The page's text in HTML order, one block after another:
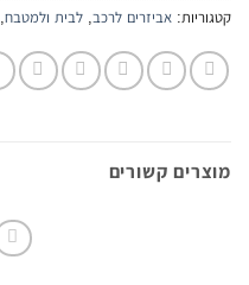
קטגוריות: אביזרים לרכב, לבית ולמטבח,
מוצרים קשורים